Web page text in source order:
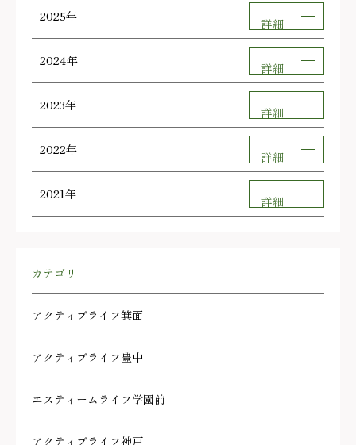
2025年 詳細
2024年 詳細
2023年 詳細
2022年 詳細
2021年 詳細
カテゴリ
アクティブライフ箕面
アクティブライフ豊中
エスティームライフ学園前
アクティブライフ神戸